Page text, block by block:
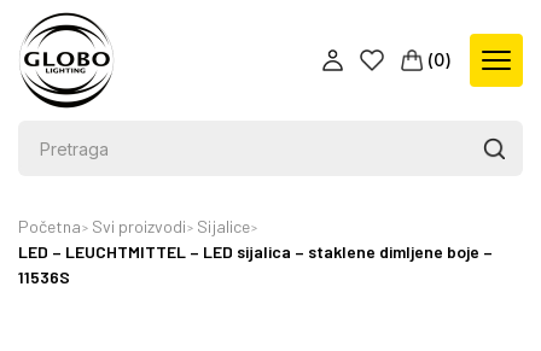
(0)
Početna Svi proizvodi
Sijalice
LED – LEUCHTMITTEL – LED sijalica – staklene dimljene boje –
11536S